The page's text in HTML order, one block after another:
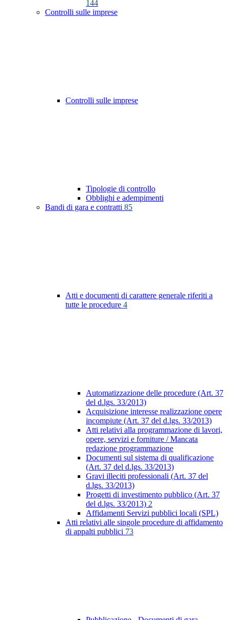
144
Controlli sulle imprese
Controlli sulle imprese
Tipologie di controllo
Obblighi e adempimenti
Bandi di gara e contratti 85
Atti e documenti di carattere generale riferiti a
tutte le procedure 4
Automatizzazione delle procedure (Art. 37
del d.lgs. 33/2013)
Acquisizione interesse realizzazione opere
incompiute (Art. 37 del d.lgs. 33/2013)
Atti relativi alla programmazione di lavori,
opere, servizi e forniture / Mancata
redazione programmazione
Documenti sul sistema di qualificazione
(Art. 37 del d.lgs. 33/2013)
Gravi illeciti professionali (Art. 37 del
d.lgs. 33/2013)
Progetti di investimento pubblico (Art. 37
del d.lgs. 33/2013) 2
Affidamenti Servizi pubblici locali (SPL)
Atti relativi alle singole procedure di affidamento
di appalti pubblici 73